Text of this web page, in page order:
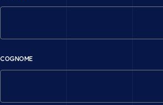
COGNOME